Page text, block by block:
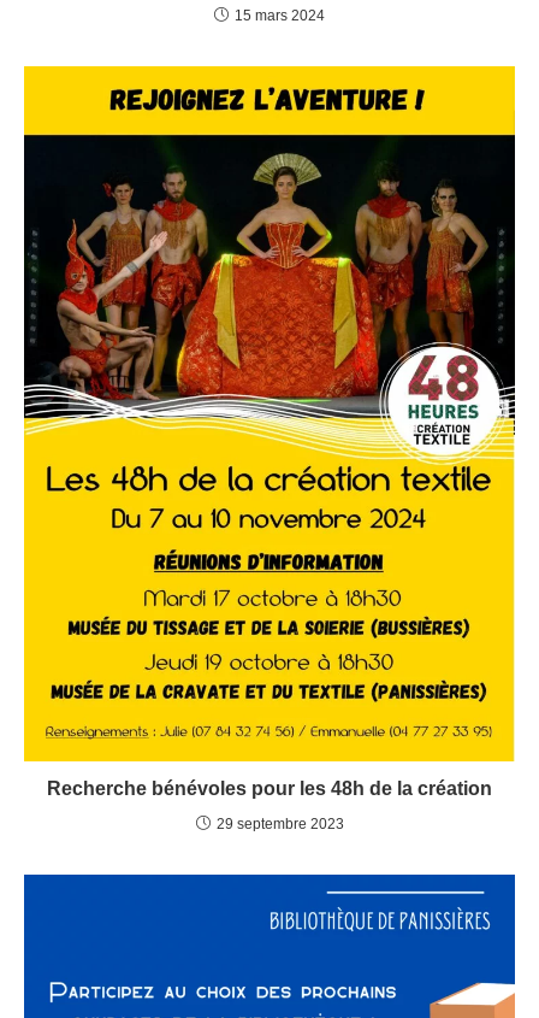
15 mars 2024
Recherche bénévoles pour les 48h de la création
29 septembre 2023